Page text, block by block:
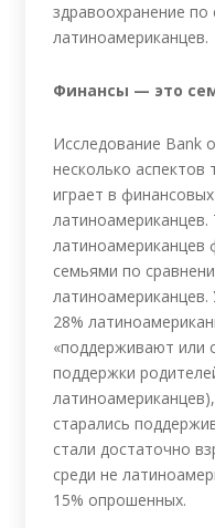
здравоохранение по
латиноамериканцев.
Финансы — это
Исследование Bank
несколько
играет в
латиноамериканцев.
латиноамериканцев
семьями по
28%
«поддерживают или
поддержки
старались
стали достаточно
среди не
15% опрошенных.